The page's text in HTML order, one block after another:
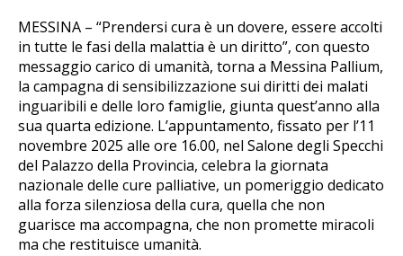
MESSINA – “Prendersi cura è un dovere, essere accolti
in tutte le fasi della malattia è un diritto”, con questo
messaggio carico di umanità, torna a Messina Pallium,
la campagna di sensibilizzazione sui diritti dei malati
inguaribili e delle loro famiglie, giunta quest’anno alla
sua quarta edizione. L’appuntamento, fissato per l’11
novembre 2025 alle ore 16.00, nel Salone degli Specchi
del Palazzo della Provincia, celebra la giornata
nazionale delle cure palliative, un pomeriggio dedicato
alla forza silenziosa della cura, quella che non
guarisce ma accompagna, che non promette miracoli
ma che restituisce umanità.